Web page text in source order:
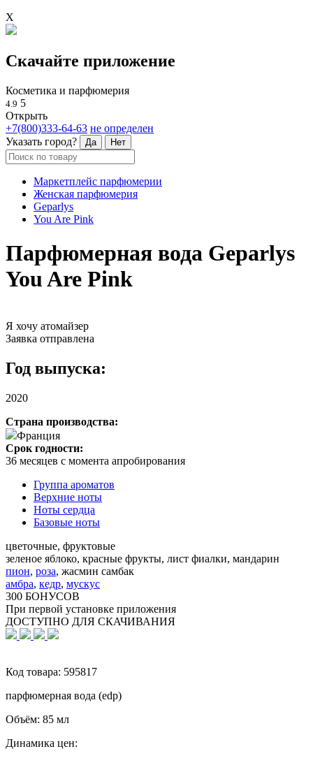
X
Скачайте приложение
Косметика и парфюмерия
4.9 5
Открыть
+7(800)333-64-63 не определен
Указать город?
Да Нет
Маркетплейс парфюмерии
Женская парфюмерия
Geparlys
You Are Pink
Парфюмерная вода Geparlys
You Are Pink
Я хочу атомайзер
Заявка отправлена
Год выпуска:
2020
Страна производства:
Франция
Срок годности:
36 месяцев с момента апробирования
Группа ароматов
Верхние ноты
Ноты сердца
Базовые ноты
цветочные, фруктовые
зеленое яблоко, красные фрукты, лист фиалки, мандарин
пион, роза, жасмин самбак
амбра, кедр, мускус
300 БОНУСОВ
При первой установке приложения
ДОСТУПНО ДЛЯ СКАЧИВАНИЯ
Код товара: 595817
парфюмерная вода (edp)
Объём: 85 мл
Динамика цен: